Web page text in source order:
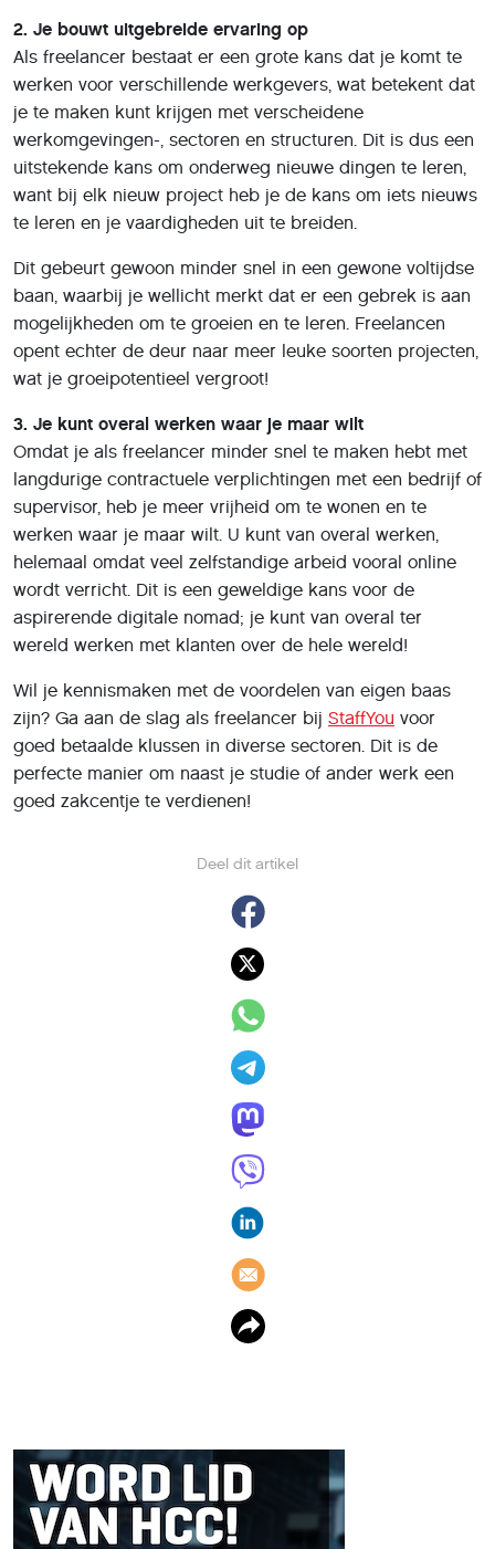
Deel dit artikel
2. Je bouwt uitgebreide ervaring op
Als freelancer bestaat er een grote kans dat je komt te
werken voor verschillende werkgevers, wat betekent dat
je te maken kunt krijgen met verscheidene
werkomgevingen-, sectoren en structuren. Dit is dus een
uitstekende kans om onderweg nieuwe dingen te leren,
want bij elk nieuw project heb je de kans om iets nieuws
te leren en je vaardigheden uit te breiden.
Dit gebeurt gewoon minder snel in een gewone voltijdse
baan, waarbij je wellicht merkt dat er een gebrek is aan
mogelijkheden om te groeien en te leren. Freelancen
opent echter de deur naar meer leuke soorten projecten,
wat je groeipotentieel vergroot!
3. Je kunt overal werken waar je maar wilt
Omdat je als freelancer minder snel te maken hebt met
langdurige contractuele verplichtingen met een bedrijf of
supervisor, heb je meer vrijheid om te wonen en te
werken waar je maar wilt. U kunt van overal werken,
helemaal omdat veel zelfstandige arbeid vooral online
wordt verricht. Dit is een geweldige kans voor de
aspirerende digitale nomad; je kunt van overal ter
wereld werken met klanten over de hele wereld!
Wil je kennismaken met de voordelen van eigen baas
zijn? Ga aan de slag als freelancer bij StaffYou voor
goed betaalde klussen in diverse sectoren. Dit is de
perfecte manier om naast je studie of ander werk een
goed zakcentje te verdienen!